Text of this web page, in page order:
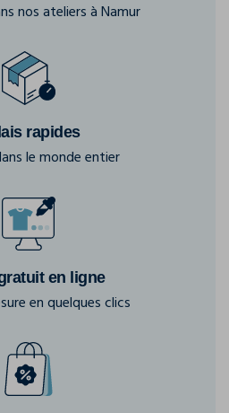
nos ateliers à Namur
rapides
le monde entier
en ligne
en quelques clics